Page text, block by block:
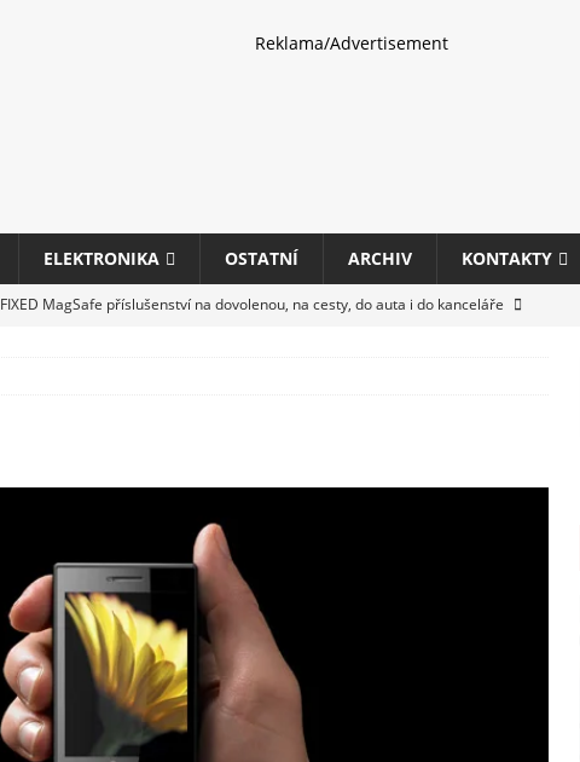
Reklama/Advertisement
ELEKTRONIKA OSTATNÍ ARCHIV KONTAKTY
FIXED MagSafe příslušenství na dovolenou, na cesty, do auta i do kanceláře
Domácí pec na pizzu Cuisinart CPZ-120 promění vaši kuchyň na italskou pizzerii
Blockchain a růst krypto kasin: Co by měli vědět milovníci technologií